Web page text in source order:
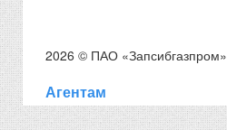
2026 © ПАО «Запсибгазпром»
Агентам